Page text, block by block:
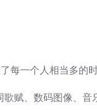
每一个人相当多的时
歌赋、数码图像、